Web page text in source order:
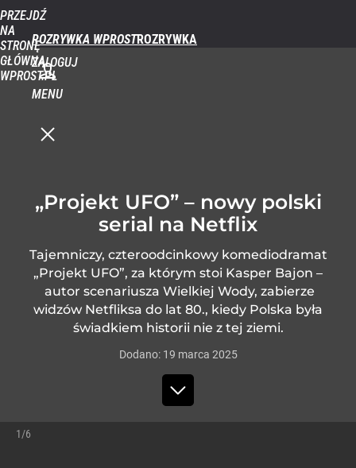
PRZEJDŹ
NA
STRONĘ
GŁÓWNĄ
WPROST.PL
ROZRYWKA WPROST
ZALOGUJ
MENU
„Projekt UFO” – nowy polski
serial na Netflix
Tajemniczy, czteroodcinkowy komediodramat
„Projekt UFO”, za którym stoi Kasper Bajon –
autor scenariusza Wielkiej Wody, zabierze
widzów Netfliksa do lat 80., kiedy Polska była
świadkiem historii nie z tej ziemi.
Dodano: 19 marca 2025